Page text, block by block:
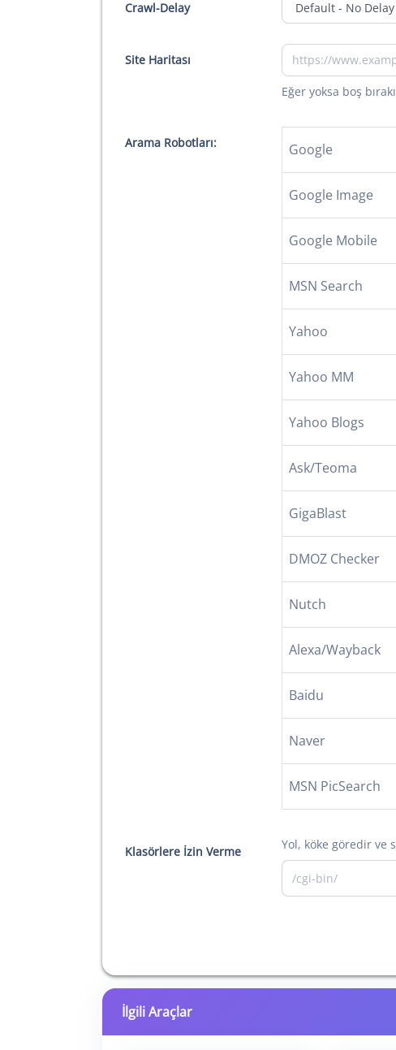
Crawl-Delay
Site Haritası
Eğer yoksa boş
Arama Robotları: Google
Google Image
Google Mobile
MSN Search
Yahoo
Yahoo MM
Yahoo Blogs
Ask/Teoma
GigaBlast
DMOZ Checker
Nutch
Alexa/Wayback
Baidu
Naver
MSN PicSearch
Klasörlere İzin Verme Yol, köke göredir ve
İlgili Araçlar